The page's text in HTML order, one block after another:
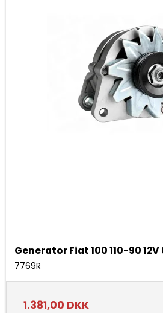
Generator Fiat 100 110-90
7769R
1.381,00 DKK